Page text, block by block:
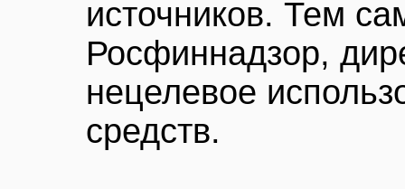
источников. Тем
Росфиннадзор,
нецелевое
средств.